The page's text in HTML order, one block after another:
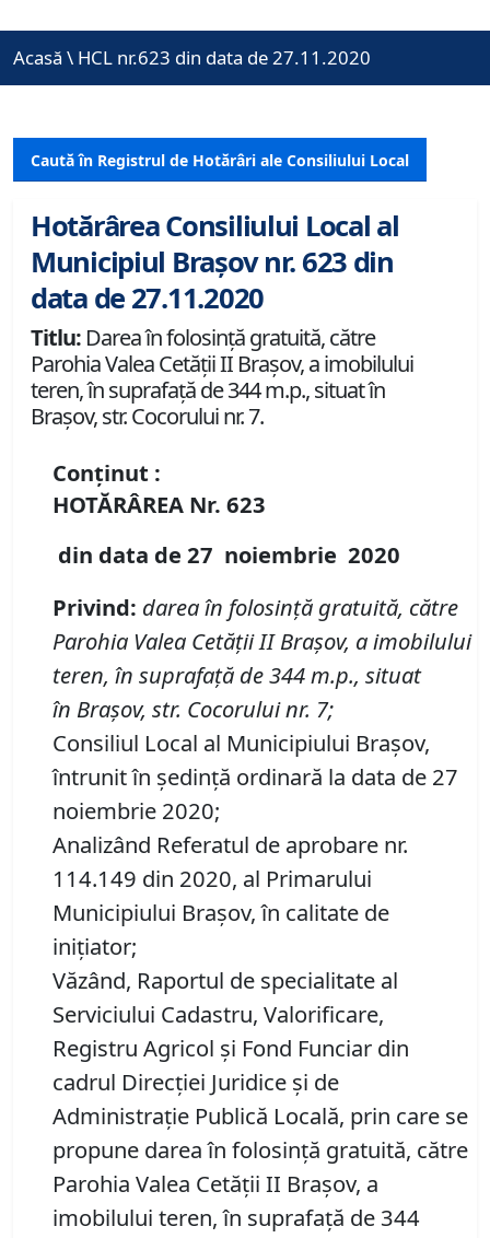
Acasă \ HCL nr.623 din data de 27.11.2020
Caută în Registrul de Hotărâri ale Consiliului Local
Hotărârea Consiliului Local al
Municipiul Brașov nr. 623 din
data de 27.11.2020
Titlu: Darea în folosință gratuită, către
Parohia Valea Cetății II Brașov, a imobilului
teren, în suprafață de 344 m.p., situat în
Brașov, str. Cocorului nr. 7.
Conținut :
HOTĂRÂREA Nr. 623
din data de 27 noiembrie 2020
Privind: dareaîn folosință gratuită, către
Parohia Valea Cetății II Brașov, a imobilului
teren, în suprafață de 344 m.p., situat
în Brașov, str. Cocorului nr. 7;
Consiliul Local al Municipiului Brașov,
întrunit în ședință ordinară la data de 27
noiembrie 2020;
Analizând Referatul de aprobare nr.
114.149 din 2020, al Primarului
Municipiului Brașov, în calitate de
inițiator;
Văzând, Raportul de specialitate al
Serviciului Cadastru, Valorificare,
Registru Agricol şi Fond Funciar din
cadrul Direcţiei Juridice şi de
Administraţie Publică Locală, prin care se
propune darea în folosință gratuită, către
Parohia Valea Cetății II Brașov, a
imobilului teren, în suprafață de 344